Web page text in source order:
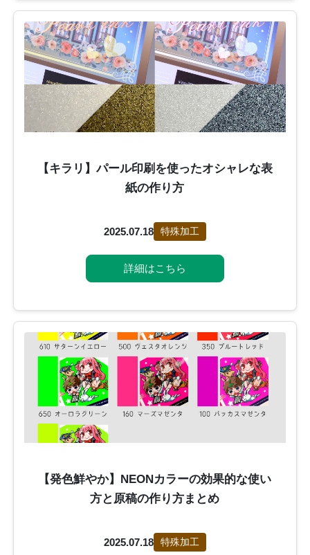
【キラリ】パール印刷を使ったオシャレな表
紙の作り方
2025.07.18 特殊加工
詳細はこちら
【発色鮮やか】NEONカラーの効果的な使い
方と原稿の作り方まとめ
2025.07.18 特殊加工